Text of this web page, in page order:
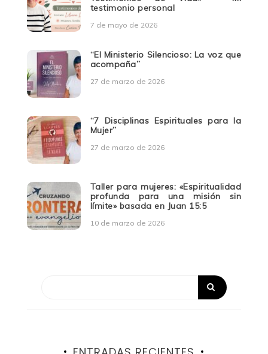
testimonio personal
7 de mayo de 2026
“El Ministerio Silencioso: La voz que
acompaña”
27 de marzo de 2026
“7 Disciplinas Espirituales para la
Mujer”
27 de marzo de 2026
Taller para mujeres: «Espiritualidad
profunda para una misión sin
límite» basada en Juan 15:5
10 de marzo de 2026